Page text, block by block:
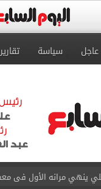
عاجل سياسة تقارير
الاتصالات": تسجيل الخط